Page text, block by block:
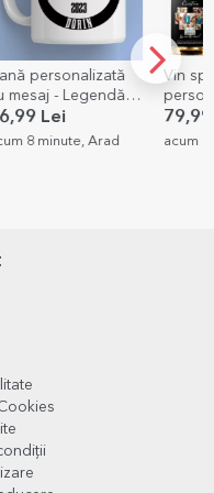
spumant
cu 11
și mesaj
Lei
8 minute, Arad